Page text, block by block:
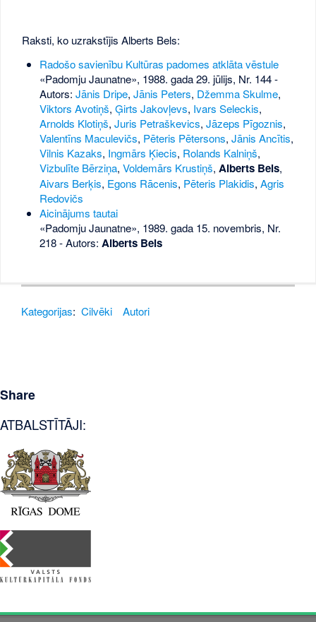
Raksti, ko uzrakstījis Alberts Bels:
Radošo savienību Kultūras padomes atklāta vēstule
«Padomju Jaunatne», 1988. gada 29. jūlijs, Nr. 144-
Autors: Jānis Dripe, Jānis Peters, Džemma Skulme,
Viktors Avotiņš, Ģirts Jakovļevs, Ivars Seleckis,
Arnolds Klotiņš, Juris Petraškevics, Jāzeps Pīgoznis,
Valentīns Maculevičs, Pēteris Pētersons, Jānis Ancītis,
Vilnis Kazaks, Ingmārs Ķiecis, Rolands Kalniņš,
Vizbulīte Bērziņa, Voldemārs Krustiņš, Alberts Bels,
Aivars Berķis, Egons Rācenis, Pēteris Plakidis, Agris
Redovičs
Aicinājums tautai
«Padomju Jaunatne», 1989. gada 15. novembris, Nr.
218- Autors: Alberts Bels
Kategorijas: Cilvēki Autori
Share
ATBALSTĪTĀJI: